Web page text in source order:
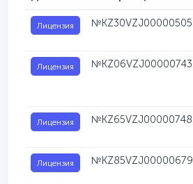
Лицензия №KZ30VZJ00000505
Лицензия №KZ06VZJ00000743
Лицензия №KZ65VZJ00000748
Лицензия №KZ85VZJ00000679